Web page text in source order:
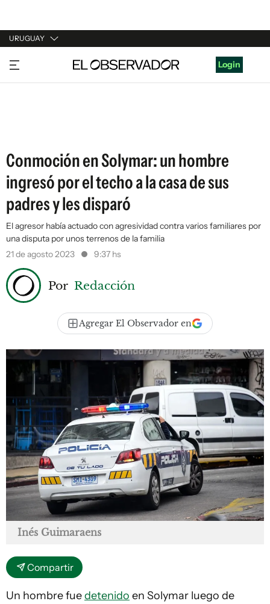
URUGUAY
URUGUAY
ARGENTINA
Login
Conmoción en Solymar: un hombre
ingresó por el techo a la casa de sus
padres y les disparó
El agresor había actuado con agresividad contra varios familiares por
una disputa por unos terrenos de la familia
21 de agosto 2023
9:37 hs
Por Redacción
Agregar El Observador en
Inés Guimaraens
Compartir
Un hombre fuedetenido en Solymar luego de